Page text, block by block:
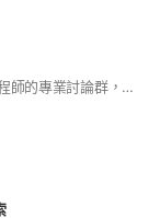
這是硬體工程師、電子工程師、電路工程師的專業討論群，專注於硬體電子電路研發～入群問題有三題。HR請加入另一個社群：“硬體電子電路工程師-HR招募” #硬體工程師#電子工程師#電路工程師#系統廠#電子廠#工程師#IC#Orcad#Allegro#PCB#台積電#聯電#世界先進#力積電#華邦電#旺宏#南亞科#愛普#晶豪科#鈺創#創見#群聯#聯發科#聯詠#瑞昱#原相#義隆#敦泰#天鈺#矽創#致新#茂達#立錡#達發#信驊#祥碩#創意#世芯#智原#M31#晶心科#力智#新唐#盛群#松翰#凌陽#威盛#聯陽#偉詮電#九齊#迅杰#安國#揚智#矽格#日月光#矽品#力成#京元電子#欣銓#閎康#汎銓#南茂#頎邦#精材#超豐#菱生#穩懋#宏捷科#全新#環球晶#中美晶#合晶#嘉晶#漢磊#朋程#強茂#台半#德微#富鼎#茂矽#台達電#光寶科#群光#康舒#飛宏#全漢#明緯#建準#偉訓#台達能源#雙鴻#奇鋐#超眾#健策#高力#尼得科超眾#華碩#宏碁#微星#技嘉#華擎#研華#樺漢#凌華#友通#艾訊#新漢#振樺電#飛捷#融程電#鴻海#廣達#仁寶#緯創#英業達#和碩#神達#緯穎#佳世達#金寶#泰金寶#群創#友達#彩晶#GIS#宸鴻#中磊#智邦#啟碁#正文#明泰#建漢#神準#亞旭#智易#合勤#友訊#宏達電#Garmin#欣興#南電#景碩#金像電#華通#健鼎#瀚宇博德#台郡#臻鼎#志超#燿華#聯茂#台燿#高技#博智#敬鵬#定穎#欣興電子#台虹#台光電#華新科技#國巨#禾伸堂#興勤#立隆電#金山電#聚鼎#君耀#乾坤科技#順達#新普#AES-KY#加百裕#貿聯-KY#正崴#宣德#良維#萬泰科#佳必琪#宏致#嘉澤#湧德#優群#信邦#致伸#光聖#聯寶#博通#瑞昱半導體#聯寶電子#NVIDIA#AMD#Intel#Qualcomm#Broadcom#Marvell#Google#Microsoft#Meta#Amazon#Apple#Dell#HPE#Supermicro#Lenovo#Cisco#Juniper#Arista#ASML#應用材料#科磊#東京威力#美光#ADI#TI#NXP#ST#Infineon#Microchip#Renesas#onsemi#SiliconLabs#Synaptics#Synopsys#Cadence#Ansys#Keysight#Tektronix#RohdeSchwarz